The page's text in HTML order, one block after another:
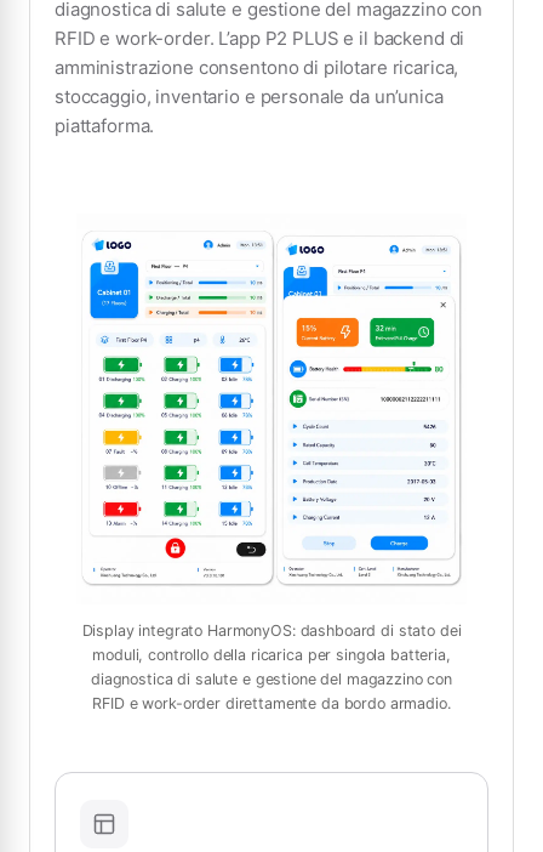
diagnostica di salute e gestione del magazzino con
RFID e work-order. L’app P2 PLUS e il backend di
amministrazione consentono di pilotare ricarica,
stoccaggio, inventario e personale da un’unica
piattaforma.
Display integrato HarmonyOS: dashboard di stato dei
moduli, controllo della ricarica per singola batteria,
diagnostica di salute e gestione del magazzino con
RFID e work-order direttamente da bordo armadio.